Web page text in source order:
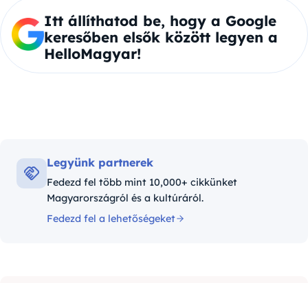
Itt állíthatod be, hogy a Google
keresőben elsők között legyen a
HelloMagyar!
Legyünk partnerek
Fedezd fel több mint 10,000+ cikkünket
Magyarországról és a kultúráról.
Fedezd fel a lehetőségeket